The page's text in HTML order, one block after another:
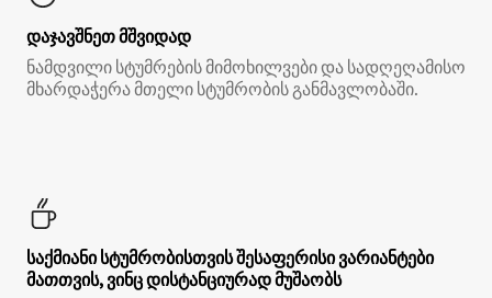
დაჯავშნეთ მშვიდად
ნამდვილი სტუმრების მიმოხილვები და სადღეღამისო
მხარდაჭერა მთელი სტუმრობის განმავლობაში.
საქმიანი სტუმრობისთვის შესაფერისი ვარიანტები
მათთვის, ვინც დისტანციურად მუშაობს